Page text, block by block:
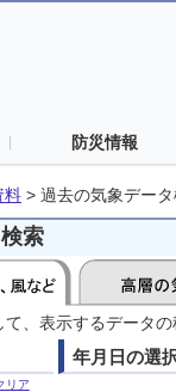
防災情報
料 > 過去の気象デー
索
、表示するデータの
リア
年月日の選